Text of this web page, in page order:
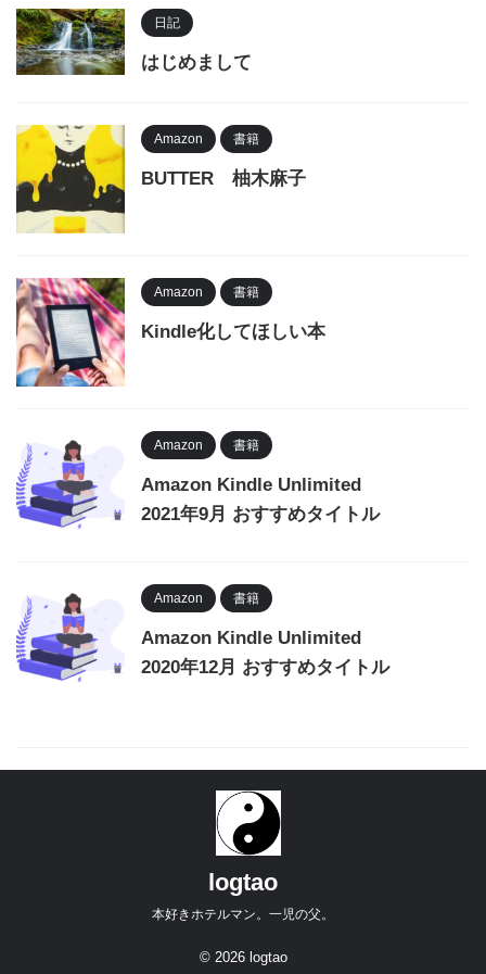
日記
はじめまして
Amazon 書籍
BUTTER 柚木麻子
Amazon 書籍
Kindle化してほしい本
Amazon 書籍
Amazon Kindle Unlimited
2021年9月 おすすめタイトル
Amazon 書籍
Amazon Kindle Unlimited
2020年12月 おすすめタイトル
logtao
本好きホテルマン。一児の父。
© 2026 logtao